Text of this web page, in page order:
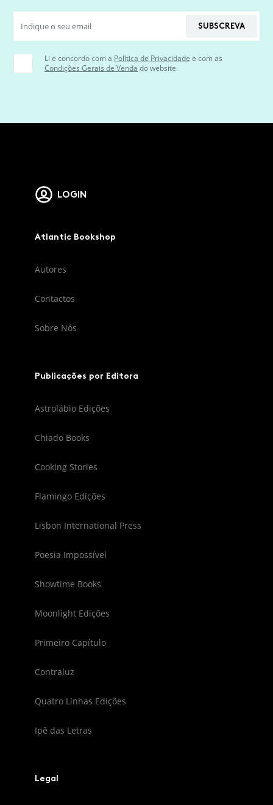
SUBSCREVA
Li e concordo com a Política de Privacidade e com as
Condições Gerais de Venda do website.
LOGIN
Atlantic Bookshop
Autores
Contactos
Sobre Nós
Publicações por Editora
Astrolábio Edições
Chiado Books
Cooking Stories
Flamingo Edições
Lisbon International Press
Poesia Impossível
Showtime Books
Moonlight Edições
Primeiro Capítulo
Contraluz
Quatro Linhas Edições
Ipê das Letras
Legal